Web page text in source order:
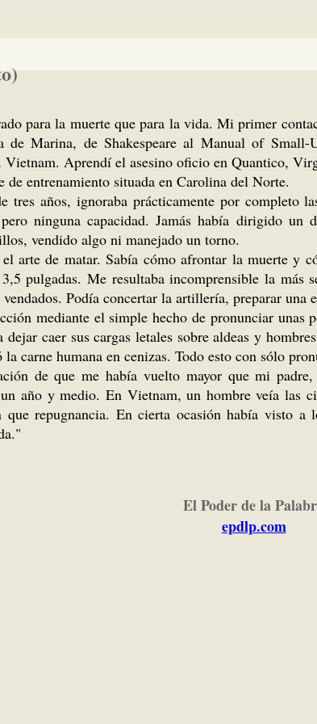
para la muerte que para la vida. Mi primer
de Marina, de Shakespeare al Manual of
Aprendí el asesino oficio en Quantico,
de entrenamiento situada en Carolina del Norte.
tres años, ignoraba prácticamente por
ninguna capacidad. Jamás había dirigido un
vendido algo ni manejado un torno.
arte de matar. Sabía cómo afrontar la muerte y
pulgadas. Me resultaba incomprensible la
Podía concertar la artillería, preparar
mediante el simple hecho de pronunciar
caer sus cargas letales sobre aldeas y
carne humana en cenizas. Todo esto con sólo
de que me había vuelto mayor que mi
año y medio. En Vietnam, un hombre veía
que repugnancia. En cierta ocasión había visto
El Poder de la
epdlp.com